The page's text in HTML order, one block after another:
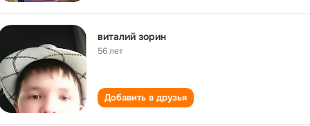
виталий зорин
56 лет
Добавить в друзья